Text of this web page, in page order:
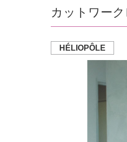
カットワーク
HÉLIOPÔLE